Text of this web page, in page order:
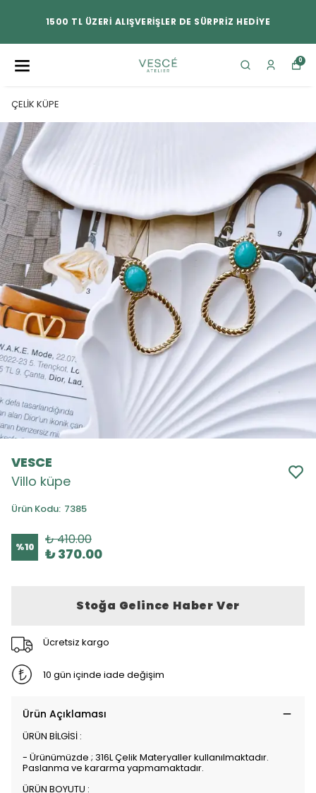
1500 TL ÜZERİ ALIŞVERİŞLER DE SÜRPRİZ HEDİYE
0
ÇELİK KÜPE
VESCE
Villo küpe
Ürün Kodu: 7385
%10 ₺ 410.00
₺ 370.00
Stoğa Gelince Haber Ver
Ücretsiz kargo
10 gün içinde iade değişim
Ürün Açıklaması
ÜRÜN BİLGİSİ :
- Ürünümüzde ; 316L Çelik Materyaller kullanılmaktadır.
Paslanma ve kararma yapmamaktadır.
ÜRÜN BOYUTU :